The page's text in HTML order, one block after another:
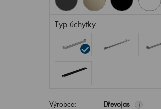
Typ úchytky
Výrobce: Dřevojas i